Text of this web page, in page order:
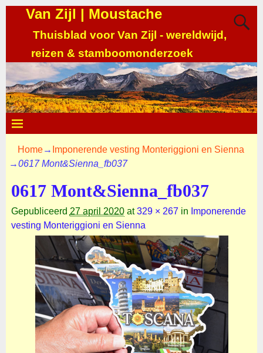
Van Zijl | Moustache
Thuisblad voor Van Zijl - wereldwijd,
reizen & stamboomonderzoek
Home→ Imponerende vesting Monteriggioni en Sienna
→0617 Mont&Sienna_fb037
0617 Mont&Sienna_fb037
Gepubliceerd 27 april 2020at329 × 267 in Imponerende
vesting Monteriggioni en Sienna